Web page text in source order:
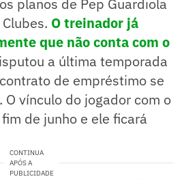
planos de Pep Guardiola
O treinador já
que não conta com o
a última temporada
de empréstimo se
O vínculo do jogador com o
de junho e ele ficará
CONTINUA
APÓS A
PUBLICIDADE